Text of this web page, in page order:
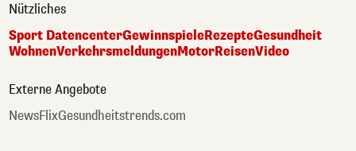
Nützliches
Sport DatencenterGewinnspieleRezepteGesundheit
WohnenVerkehrsmeldungenMotorReisenVideo
Externe Angebote
NewsFlixGesundheitstrends.com